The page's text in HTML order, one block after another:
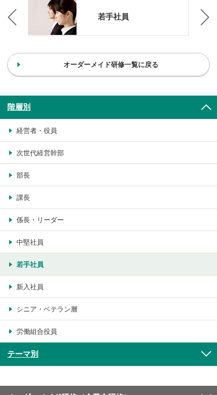
若手社員
オーダーメイド研修一覧に戻る
階層別
経営者・役員
次世代経営幹部
部長
課長
係長・リーダー
中堅社員
若手社員
新入社員
シニア・ベテラン層
労働組合役員
テーマ別